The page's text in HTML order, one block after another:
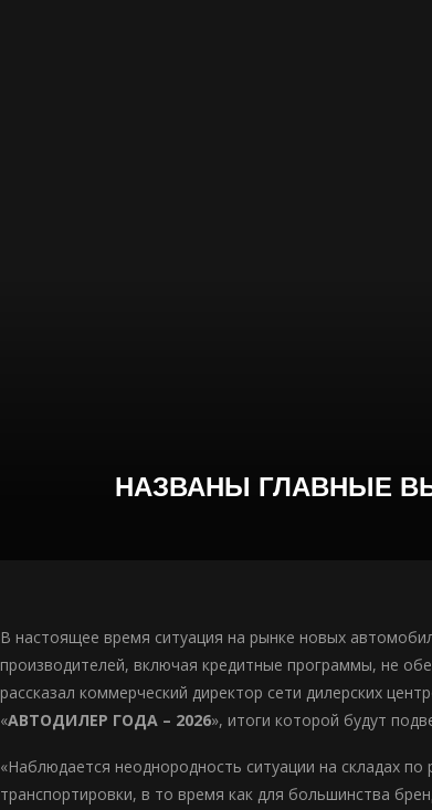
НАЗВАНЫ ГЛАВНЫЕ
В настоящее время ситуация на рынке новых
производителей, включая кредитные программы, не
рассказал коммерческий директор сети дилерских
«АВТОДИЛЕР ГОДА – 2026», итоги которой будут
«Наблюдается неоднородность ситуации на складах
транспортировки, в то время как для большинства